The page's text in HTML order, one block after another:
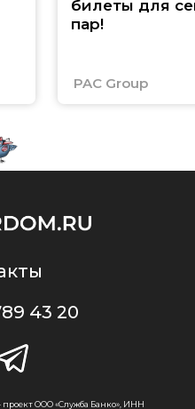
билеты для
пар!
PAC Group
43 20
ООО «Служба Банко», ИНН